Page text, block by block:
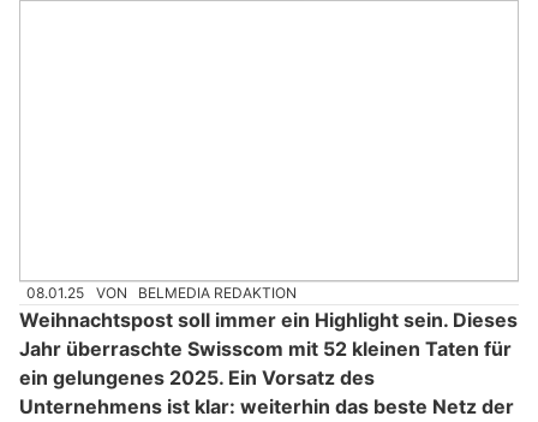
08.01.25 VON BELMEDIA REDAKTION
Weihnachtspost soll immer ein Highlight sein. Dieses
Jahr überraschte Swisscom mit 52 kleinen Taten für
ein gelungenes 2025. Ein Vorsatz des
Unternehmens ist klar: weiterhin das beste Netz der